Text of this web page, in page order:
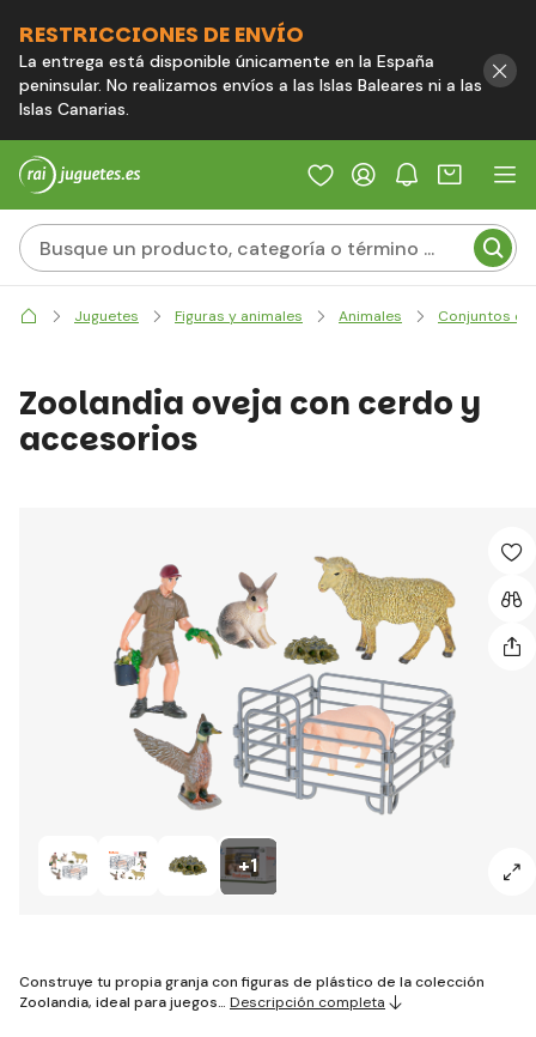
RESTRICCIONES DE ENVÍO
La entrega está disponible únicamente en la España
peninsular. No realizamos envíos a las Islas Baleares ni a las
Islas Canarias.
Juguetes Figuras y animales Animales Conjuntos
+1
Zoolandia oveja con cerdo y
accesorios
Construye tu propia granja con figuras de plástico de la colección
Zoolandia, ideal para juegos… Descripción completa